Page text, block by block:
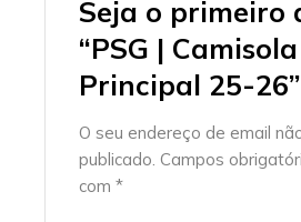
Seja o primeiro
“PSG | Camisola
Principal 25-26”
O seu endereço de email
publicado. Campos
com*